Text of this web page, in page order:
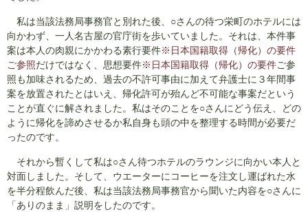
私は当該法務局事務官と別れた後、○さんの待つ栄町のホテルには
向かわず、一人名古屋の官庁街を歩いていました。それは、本件事
案は本人の肉親にかかわる素行要件※日本国籍取得（帰化）の要件
ご参照だけではなく、思想要件※日本国籍取得（帰化）の要件ご参
照も加味されるため、過去の不許可事由に加えて弁護士に３年間事
案を放置されたとはいえ、帰化許可が殆んど不可能な事案だという
ことが直ぐに解されました。私はそのことを○さんにどう伝え、どの
ように帰化を諦めさせるか私自身も頭の中を整理する時間が必要だ
ったのです。
それから暫くして私は○さん待つホテルのラウンジに向かい本人と
対面しました。そして、ウエーターにコーヒーを注文し運ばれた水
を半分程飲んだ後、私は当該法務局事務官から聞いた内容を○さんに
「ありのまま」説明をしたのです。